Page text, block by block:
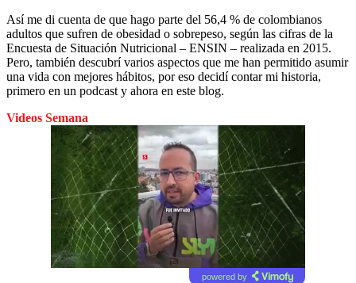
Así me di cuenta de que hago parte del 56,4 % de colombianos
adultos que sufren de obesidad o sobrepeso, según las cifras de la
Encuesta de Situación Nutricional – ENSIN – realizada en 2015.
Pero, también descubrí varios aspectos que me han permitido asumir
una vida con mejores hábitos, por eso decidí contar mi historia,
primero en un podcast y ahora en este blog.
Videos Semana
powered by